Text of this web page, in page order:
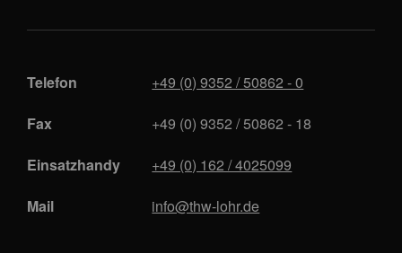
Telefon
+49 (0) 9352 / 50862 - 0
Fax
+49 (0) 9352 / 50862 - 18
Einsatzhandy
+49 (0) 162 / 4025099
Mail
info@thw-lohr.de